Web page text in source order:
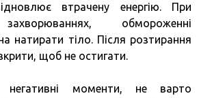
втрачену енергію. При
обмороженні
натирати тіло. Після розтирання
щоб не остигати.
негативні моменти, не варто